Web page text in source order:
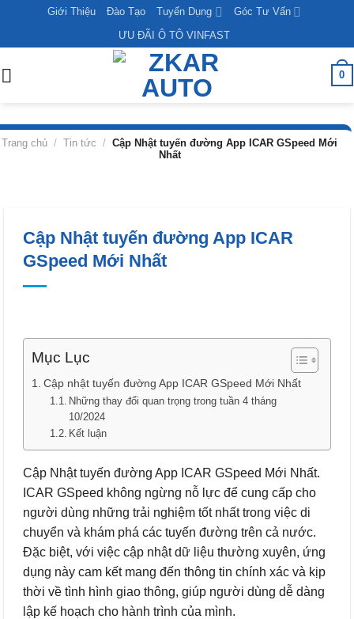
content
Giới Thiệu Đào Tạo Tuyển Dụng
Góc Tư Vấn
ƯU ĐÃI Ô TÔ VINFAST
0
Trang chủ / Tin tức / Cập Nhật tuyến đường App ICAR GSpeed Mới
Nhất
Cập Nhật tuyến đường App ICAR
GSpeed Mới Nhất
Mục Lục
Cập nhật tuyến đường App ICAR GSpeed Mới Nhất
Những thay đổi quan trọng trong tuần 4 tháng
10/2024
Kết luận
Cập Nhật tuyến đường App ICAR GSpeed Mới Nhất.
ICAR GSpeed không ngừng nỗ lực để cung cấp cho
người dùng những trải nghiệm tốt nhất trong việc di
chuyển và khám phá các tuyến đường trên cả nước.
Đặc biệt, với việc cập nhật dữ liệu thường xuyên, ứng
dụng này cam kết mang đến thông tin chính xác và kịp
thời về tình hình giao thông, giúp người dùng dễ dàng
lập kế hoạch cho hành trình của mình.